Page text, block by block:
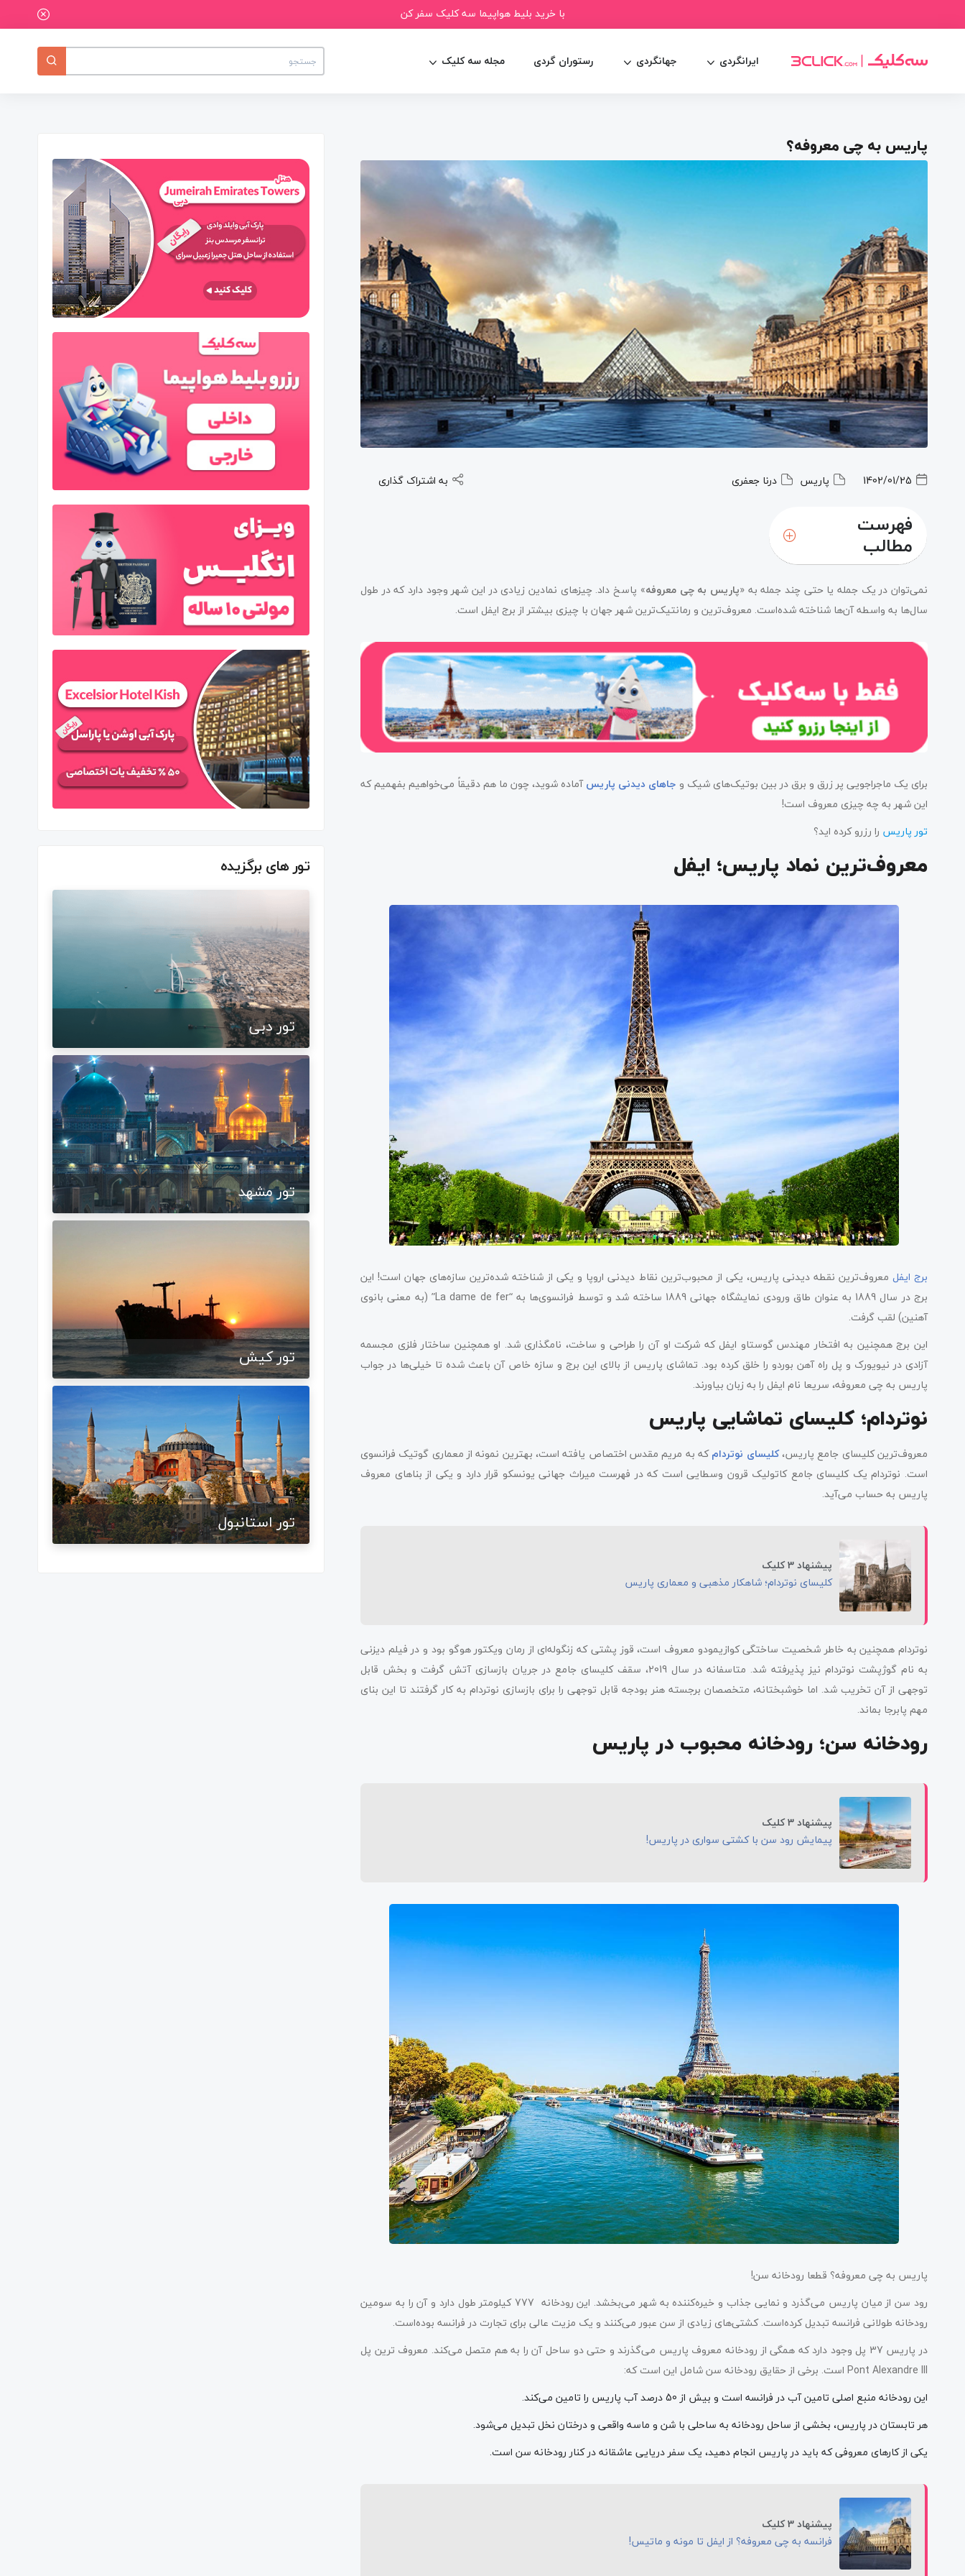
با خرید بلیط هواپیما سه کلیک سفر کن
ایرانگردی جهانگردی رستوران گردی مجله سه کلیک
پاریس به چی معروفه؟
1402/01/25 پاریس درنا جعفری به اشتراک گذاری
فهرست
مطالب
نمی‌توان در یک جمله یا حتی چند جمله به «پاریس به چی معروفه» پاسخ داد. چیزهای نمادین زیادی در این شهر وجود دارد که در طول
سال‌ها به واسطه آن‌ها شناخته شده‌است. معروف‌ترین و رمانتیک‌ترین شهر جهان با چیزی بیشتر از برج ایفل است.
برای یک ماجراجویی پر زرق و برق در بین بوتیک‌های شیک و جاهای دیدنی پاریسآماده شوید، چون ما هم دقیقاً می‌خواهیم بفهمیم که
این شهر به چه چیزی معروف است!
تور پاریس را رزرو کرده اید؟
معروف‌ترین نماد پاریس؛ ایفل
برج ایفل معروف‌ترین نقطه دیدنی پاریس، یکی از محبوب‌ترین نقاط دیدنی اروپا و یکی از شناخته شده‌ترین سازه‌های جهان است! این
برج در سال 1889 به عنوان طاق ورودی نمایشگاه جهانی 1889 ساخته شد و توسط فرانسوی‌ها به “La dame de fer” (به معنی بانوی
آهنین) لقب گرفت.
این برج همچنین به افتخار مهندس گوستاو ایفل که شرکت او آن را طراحی و ساخت، نامگذاری شد. او همچنین ساختار فلزی مجسمه
آزادی در نیویورک و پل راه آهن بوردو را خلق کرده بود. تماشای پاریس از بالای این برج و سازه خاص آن باعث شده تا خیلی‌ها در جواب
پاریس به چی معروفه، سریعا نام ایفل را به زبان بیاورند.
نوتردام؛ کلیسای تماشایی پاریس
معروف‌ترین کلیسای جامع پاریس،کلیسای نوتردامکه به مریم مقدس اختصاص یافته است، بهترین نمونه از معماری گوتیک فرانسوی
است. نوتردام یک کلیسای جامع کاتولیک قرون وسطایی است که در فهرست میراث جهانی یونسکو قرار دارد و یکی از بناهای معروف
پاریس به حساب می‌آید.
پیشنهاد 3 کلیک
کلیسای نوتردام؛ شاهکار مذهبی و معماری پاریس
نوتردام همچنین به خاطر شخصیت ساختگی کوازیمودو معروف است، قوز پشتی که زنگوله‌ای از رمان ویکتور هوگو بود و در فیلم دیزنی
به نام گوژپشت نوتردام نیز پذیرفته شد. متاسفانه در سال 2019، سقف کلیسای جامع در جریان بازسازی آتش گرفت و بخش قابل
توجهی از آن تخریب شد. اما خوشبختانه، متخصصان برجسته هنر بودجه قابل توجهی را برای بازسازی نوتردام به کار گرفتند تا این بنای
مهم پابرجا بماند.
رودخانه سن؛ رودخانه محبوب در پاریس
پیشنهاد 3 کلیک
پیمایش رود سن با کشتی سواری در پاریس!
پاریس به چی معروفه؟ قطعا رودخانه سن!
رود سن از میان پاریس می‌گذرد و نمایی جذاب و خیره‌کننده به شهر می‌بخشد. این رودخانه 777 کیلومتر طول دارد و آن را به سومین
رودخانه طولانی فرانسه تبدیل کرده‌است. کشتی‌های زیادی از سن عبور می‌کنند و یک مزیت عالی برای تجارت در فرانسه بوده‌است.
در پاریس 37 پل وجود دارد که همگی از رودخانه معروف پاریس می‌گذرند و حتی دو ساحل آن را به هم متصل می‌کند. معروف ترین پل
Pont Alexandre III است. برخی از حقایق رودخانه سن شامل این است که:
این رودخانه منبع اصلی تامین آب در فرانسه است و بیش از 50 درصد آب پاریس را تامین می‌کند.
هر تابستان در پاریس، بخشی از ساحل رودخانه به ساحلی با شن و ماسه واقعی و درختان نخل تبدیل می‌شود.
یکی از کارهای معروفی که باید در پاریس انجام دهید، یک سفر دریایی عاشقانه در کنار رودخانه سن است.
پیشنهاد 3 کلیک
فرانسه به چی معروفه؟ از ایفل تا مونه و ماتیس!
تور های برگزیده
تور دبی
تور مشهد
تور کیش
تور استانبول